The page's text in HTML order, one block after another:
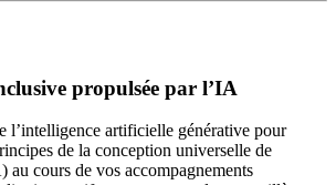
propulsée par l’IA
l’intelligence artificielle générative pour
de la conception universelle de
au cours de vos accompagnements